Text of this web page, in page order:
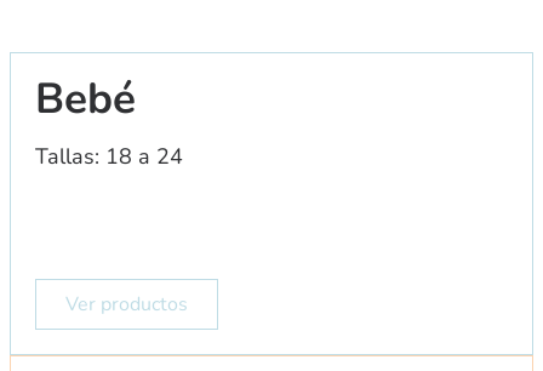
Bebé
Tallas: 18 a 24
Ver productos